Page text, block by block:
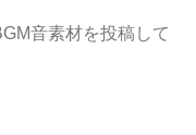
音素材を投稿して